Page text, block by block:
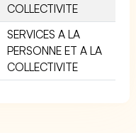
COLLECTIVITE
SERVICES A LA
PERSONNE ET A LA
COLLECTIVITE